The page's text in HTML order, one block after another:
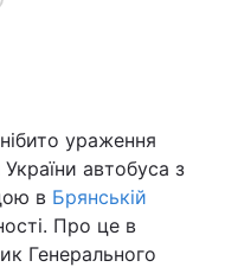
ураження
автобуса з
в Брянській
Про це в
Генерального